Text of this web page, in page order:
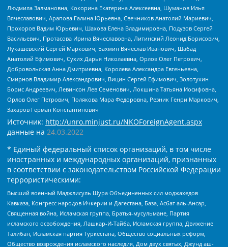
Людмила Залмановна, Кокорина Екатерина Алексеевна, Шуманов Илья
Вячеславович, Арапова Галина Юрьевна, Свечников Анатолий Мариевич,
Прохоров Вадим Юрьевич, Шахова Елена Владимировна, Подузов Сергей
Васильевич, Протасова Ирина Вячеславовна, Литинский Леонид Борисович,
Лукашевский Сергей Маркович, Бахмин Вячеслав Иванович, Шабад
Анатолий Ефимович, Сухих Дарья Николаевна, Орлов Олег Петрович,
Добровольская Анна Дмитриевна, Королева Александра Евгеньевна,
Смирнов Владимир Александрович, Вицин Сергей Ефимович, Золотухин
Борис Андреевич, Левинсон Лев Семенович, Локшина Татьяна Иосифовна,
Орлов Олег Петрович, Полякова Мара Федоровна, Резник Генри Маркович,
Захаров Герман Константинович
Источник: http://unro.minjust.ru/NKOForeignAgent.aspx
данные на 24.03.2022
* Единый федеральный список организаций, в том числе
иностранных и международных организаций, признанных
в соответствии с законодательством Российской Федерации
террористическими:
Высший военный Маджлисуль Шура Объединенных сил моджахедов
Кавказа, Конгресс народов Ичкерии и Дагестана, База, Асбат аль-Ансар,
Священная война, Исламская группа, Братья-мусульмане, Партия
исламского освобождения, Лашкар-И-Тайба, Исламская группа, Движение
Талибан, Исламская партия Туркестана, Общество социальных реформ,
Общество возрождения исламского наследия, Дом двух святых, Джунд аш-